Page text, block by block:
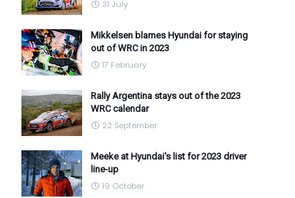
31 July
Mikkelsen blames Hyundai for staying
out of WRC in 2023
17 February
Rally Argentina stays out of the 2023
WRC calendar
22 September
Meeke at Hyundai's list for 2023 driver
line-up
19 October